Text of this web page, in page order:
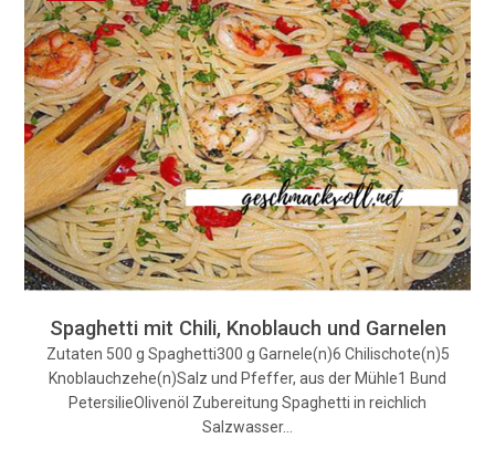
Spaghetti mit Chili, Knoblauch und Garnelen
Zutaten 500 g Spaghetti300 g Garnele(n)6 Chilischote(n)5
Knoblauchzehe(n)Salz und Pfeffer, aus der Mühle1 Bund
PetersilieOlivenöl Zubereitung Spaghetti in reichlich
Salzwasser…